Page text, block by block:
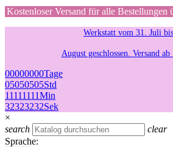
Kostenloser Versand für alle Bestellungen
Werkstatt vom 31. Juli
August geschlossen. Versand
00000000Tage
05050505Std
11111111Min
32323232Sek
×
search
clear
Sprache: